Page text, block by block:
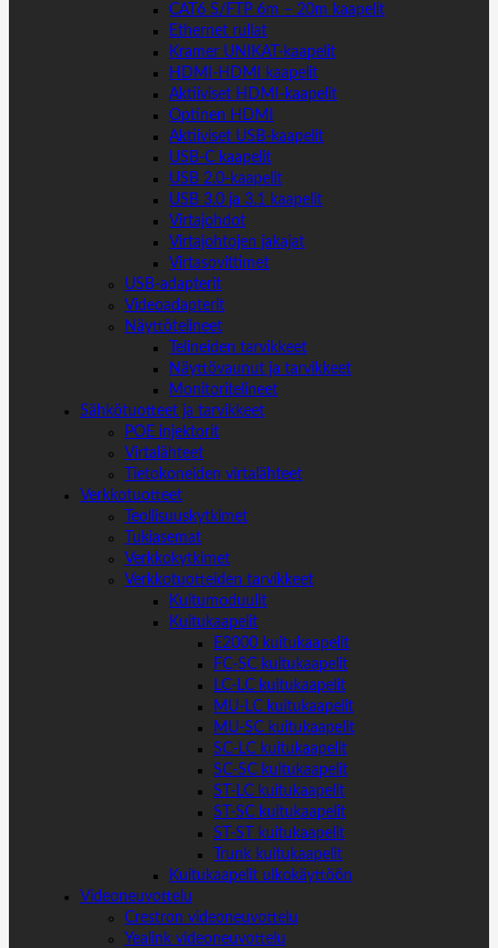
CAT6 S/FTP 6m – 20m kaapelit
Ethernet rullat
Kramer UNIKAT-kaapelit
HDMI-HDMI kaapelit
Aktiiviset HDMI-kaapelit
Optinen HDMI
Aktiiviset USB-kaapelit
USB-C kaapelit
USB 2.0-kaapelit
USB 3.0 ja 3.1 kaapelit
Virtajohdot
Virtajohtojen jakajat
Virtasovittimet
USB-adapterit
Videoadapterit
Näyttötelineet
Telineiden tarvikkeet
Näyttövaunut ja tarvikkeet
Monitoritelineet
Sähkötuotteet ja tarvikkeet
POE injektorit
Virtalähteet
Tietokoneiden virtalähteet
Verkkotuotteet
Teollisuuskytkimet
Tukiasemat
Verkkokytkimet
Verkkotuotteiden tarvikkeet
Kuitumoduulit
Kuitukaapelit
E2000 kuitukaapelit
FC-SC kuitukaapelit
LC-LC kuitukaapelit
MU-LC kuitukaapelit
MU-SC kuitukaapelit
SC-LC kuitukaapelit
SC-SC kuitukaapelit
ST-LC kuitukaapelit
ST-SC kuitukaapelit
ST-ST kuitukaapelit
Trunk kuitukaapelit
Kuitukaapelit ulkokäyttöön
Videoneuvottelu
Crestron videoneuvottelu
Yealink videoneuvottelu